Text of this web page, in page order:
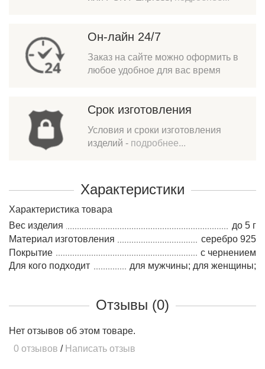
Он-лайн 24/7
Заказ на сайте можно оформить в
любое удобное для вас время
Срок изготовления
Условия и сроки изготовления
изделий - подробнее...
Характеристики
Характеристика товара
Вес изделия
до 5 г
Материал изготовления
серебро 925
Покрытие
с чернением
Для кого подходит
для мужчины; для женщины;
Отзывы (0)
Нет отзывов об этом товаре.
0 отзывов / Написать отзыв